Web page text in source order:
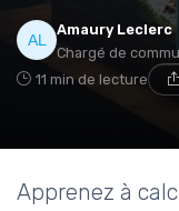
Amaury Leclerc
Chargé de
11 min de lecture
Apprenez à